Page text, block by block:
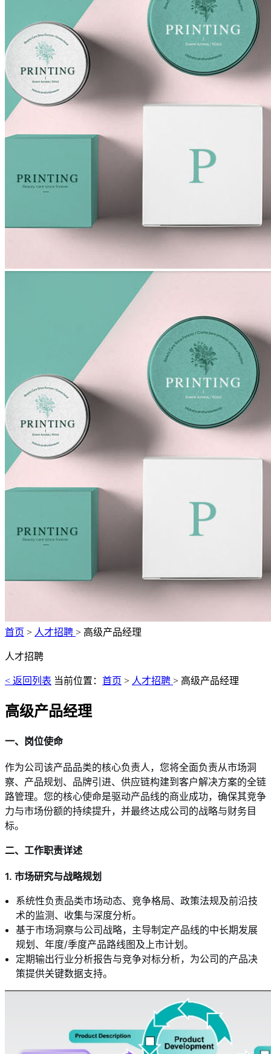
首页 > 人才招聘 > 高级产品经理
人才招聘
< 返回列表 当前位置： 首页 > 人才招聘 > 高级产品经理
高级产品经理
2025-11-01 11:15:40
一、岗位使命
作为公司该产品品类的核心负责人，您将全面负责从市场洞
察、产品规划、品牌引进、供应链构建到客户解决方案的全链
路管理。您的核心使命是驱动产品线的商业成功，确保其竞争
力与市场份额的持续提升，并最终达成公司的战略与财务目
标。
二、工作职责详述
1. 市场研究与战略规划
系统性负责品类市场动态、竞争格局、政策法规及前沿技
术的监测、收集与深度分析。
基于市场洞察与公司战略，主导制定产品线的中长期发展
规划、年度/季度产品路线图及上市计划。
定期输出行业分析报告与竞争对标分析，为公司的产品决
策提供关键数据支持。